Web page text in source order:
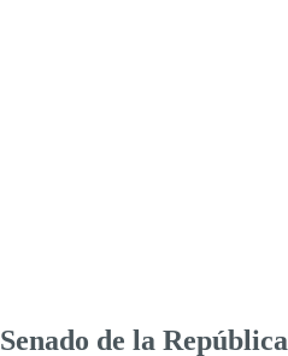
Senado de la República